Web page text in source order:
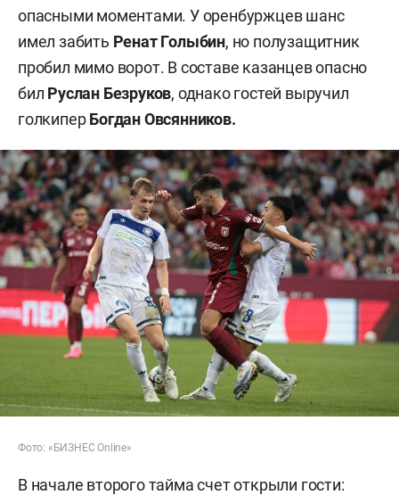
опасными моментами. У оренбуржцев шанс
имел забить Ренат Голыбин, но полузащитник
пробил мимо ворот. В составе казанцев опасно
бил Руслан Безруков, однако гостей выручил
голкиперБогдан Овсянников.
Фото: «БИЗНЕС Online»
В начале второго тайма счет открыли гости: